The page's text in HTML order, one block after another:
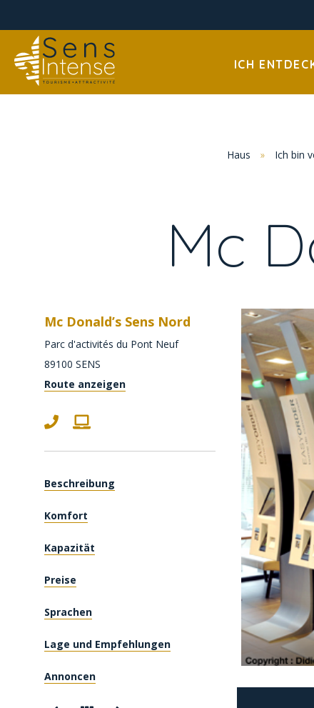
ICH
Haus » Ich bin
Mc
Mc Donald’s Sens Nord
Parc d'activités du Pont Neuf
89100 SENS
Route anzeigen
Beschreibung
Komfort
Kapazität
Preise
Sprachen
Lage und Empfehlungen
Annoncen